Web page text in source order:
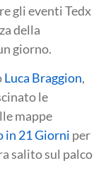
gli eventi Tedx
della
giorno.
Luca Braggion,
le
mappe
in 21 Giorni per
salito sul palco